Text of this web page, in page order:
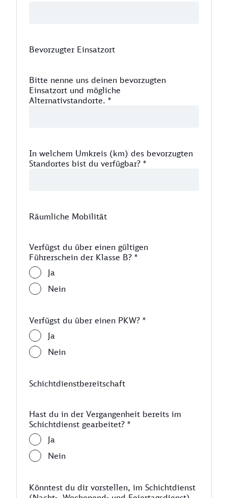
Bevorzugter Einsatzort
Bitte nenne uns deinen bevorzugten
Einsatzort und mögliche
Alternativstandorte. *
In welchem Umkreis (km) des bevorzugten
Standortes bist du verfügbar? *
Räumliche Mobilität
Verfügst du über einen gültigen
Führerschein der Klasse B? *
Ja
Nein
Verfügst du über einen PKW? *
Ja
Nein
Schichtdienstbereitschaft
Hast du in der Vergangenheit bereits im
Schichtdienst gearbeitet? *
Ja
Nein
Könntest du dir vorstellen, im Schichtdienst